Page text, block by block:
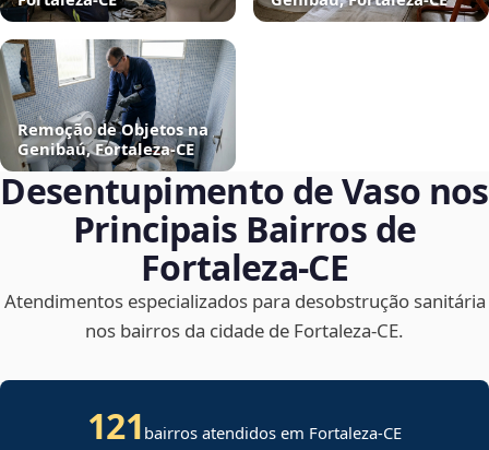
Remoção de Objetos na
Genibaú, Fortaleza‑CE
Desentupimento de Vaso nos
Principais Bairros de
Fortaleza‑CE
Atendimentos especializados para desobstrução sanitária
nos bairros da cidade de Fortaleza‑CE.
121 bairros atendidos em Fortaleza-CE